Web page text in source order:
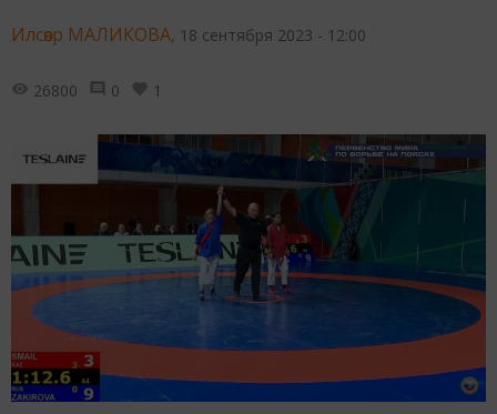
Илсөяр МАЛИКОВА, 18 сентября 2023 - 12:00
26800 0 1